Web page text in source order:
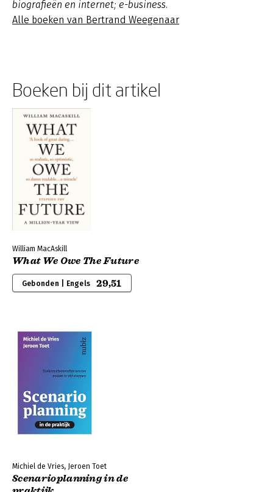
biografieën en internet; e-business.
Alle boeken van Bertrand Weegenaar
Boeken bij dit artikel
William MacAskill
What We Owe The Future
Gebonden | Engels 29,51
Michiel de Vries, Jeroen Toet
Scenarioplanning in de